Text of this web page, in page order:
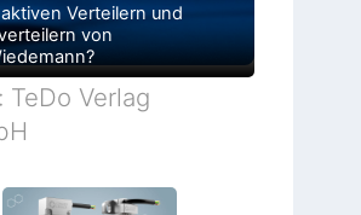
Verteilern und
von
TeDo Verlag